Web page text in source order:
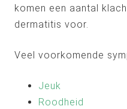
komen een aantal
dermatitis voor.
Veel voorkomende
Jeuk
Roodheid